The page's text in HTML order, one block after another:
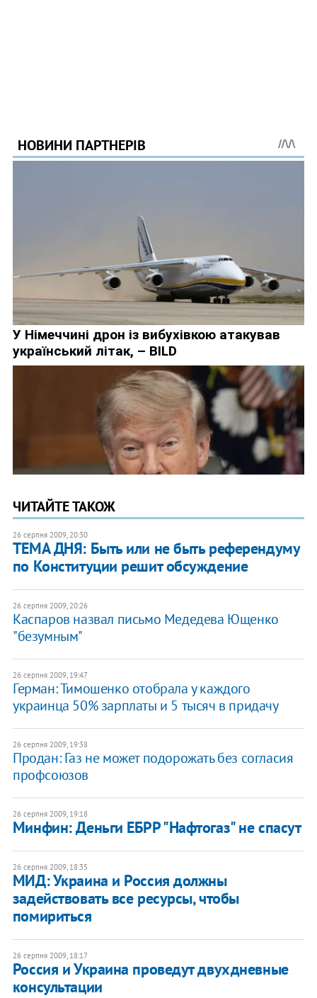
ЧИТАЙТЕ ТАКОЖ
26 серпня 2009, 20:30
ТЕМА ДНЯ: Быть или не быть референдуму
по Конституции решит обсуждение
26 серпня 2009, 20:26
Каспаров назвал письмо Медедева Ющенко
"безумным"
26 серпня 2009, 19:47
Герман: Тимошенко отобрала у каждого
украинца 50% зарплаты и 5 тысяч в придачу
26 серпня 2009, 19:38
Продан: Газ не может подорожать без согласия
профсоюзов
26 серпня 2009, 19:18
Минфин: Деньги ЕБРР "Нафтогаз" не спасут
26 серпня 2009, 18:35
МИД: Украина и Россия должны
задействовать все ресурсы, чтобы
помириться
26 серпня 2009, 18:17
Россия и Украина проведут двухдневные
консультации